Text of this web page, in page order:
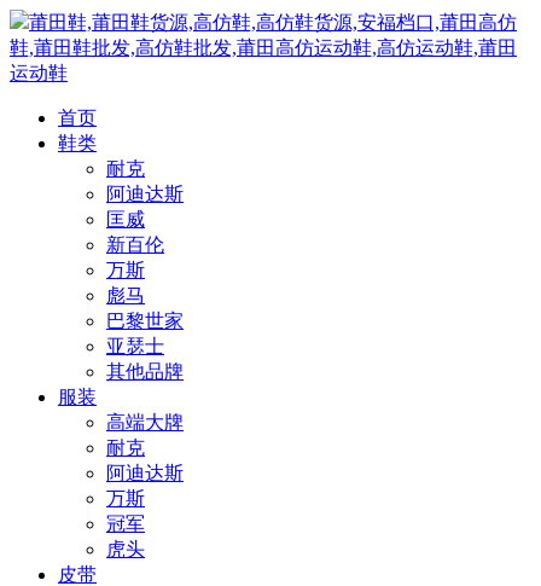
莆田鞋,莆田鞋货源,高仿鞋,高仿鞋货源,安福档口,莆田高仿
鞋,莆田鞋批发,高仿鞋批发,莆田高仿运动鞋,高仿运动鞋,莆田
运动鞋
首页
鞋类
耐克
阿迪达斯
匡威
新百伦
万斯
彪马
巴黎世家
亚瑟士
其他品牌
服装
高端大牌
耐克
阿迪达斯
万斯
冠军
虎头
皮带